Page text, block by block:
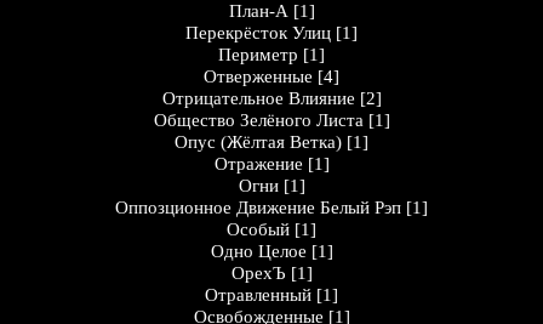
План-А [1]
Перекрёсток Улиц [1]
Периметр [1]
Отверженные [4]
Отрицательное Влияние [2]
Общество Зелёного Листа [1]
Опус (Жёлтая Ветка) [1]
Отражение [1]
Огни [1]
Оппозционное Движение Белый Рэп [1]
Особый [1]
Одно Целое [1]
ОрехЪ [1]
Отравленный [1]
Освобожденные [1]